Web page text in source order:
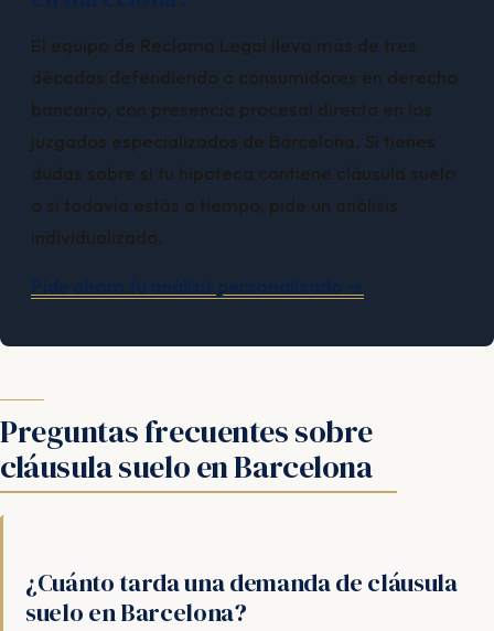
El equipo de Reclama Legal lleva más de tres
décadas defendiendo a consumidores en derecho
bancario, con presencia procesal directa en los
juzgados especializados de Barcelona. Si tienes
dudas sobre si tu hipoteca contiene cláusula suelo
o si todavía estás a tiempo, pide un análisis
individualizado.
Preguntas frecuentes sobre
cláusula suelo en Barcelona
¿Cuánto tarda una demanda de cláusula
suelo en Barcelona?